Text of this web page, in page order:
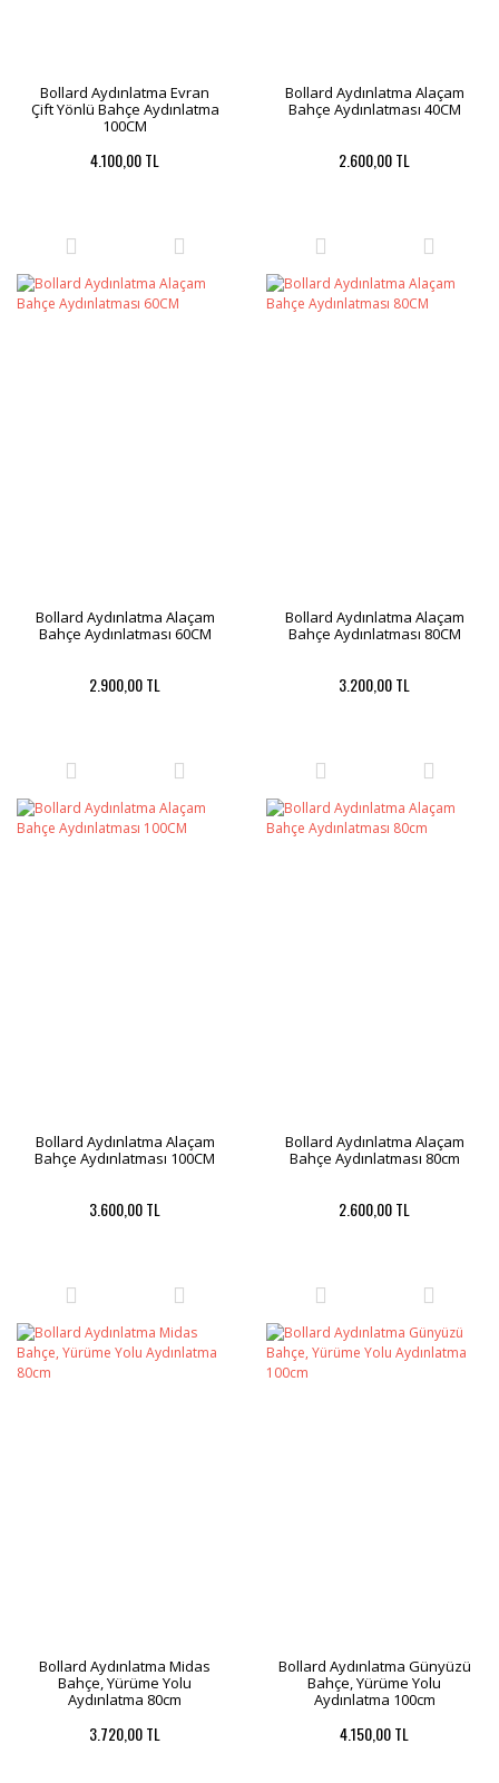
Bollard Aydınlatma Evran
Çift Yönlü Bahçe Aydınlatma
100CM
4.100,00 TL
Bollard Aydınlatma Alaçam
Bahçe Aydınlatması 40CM
2.600,00 TL
Bollard Aydınlatma Alaçam
Bahçe Aydınlatması 60CM
2.900,00 TL
Bollard Aydınlatma Alaçam
Bahçe Aydınlatması 80CM
3.200,00 TL
Bollard Aydınlatma Alaçam
Bahçe Aydınlatması 100CM
3.600,00 TL
Bollard Aydınlatma Alaçam
Bahçe Aydınlatması 80cm
2.600,00 TL
Bollard Aydınlatma Midas
Bahçe, Yürüme Yolu
Aydınlatma 80cm
3.720,00 TL
Bollard Aydınlatma Günyüzü
Bahçe, Yürüme Yolu
Aydınlatma 100cm
4.150,00 TL